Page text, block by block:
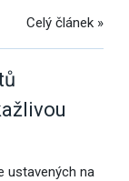
Celý článek »
ustavených na